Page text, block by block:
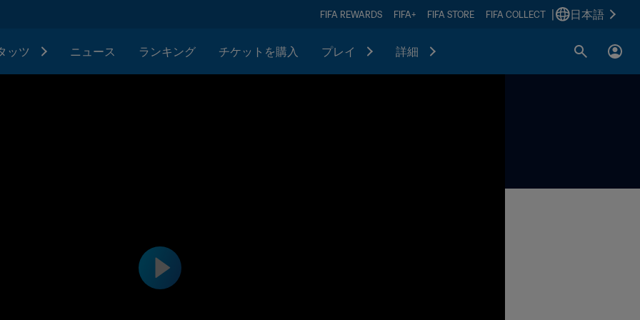
FIFA REWARDS FIFA+ FIFA STORE FIFA COLLECT 日本語
ッツ ニュース ランキング チケットを購入 プレイ 詳細